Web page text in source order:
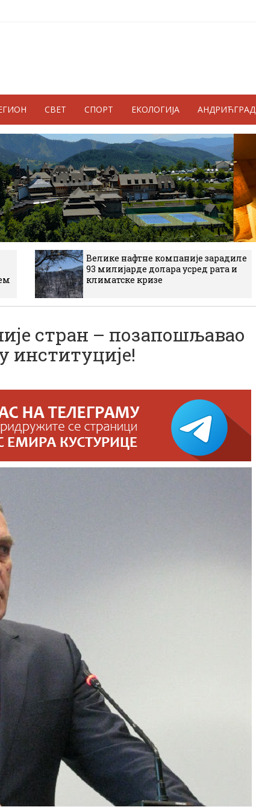
СВЕТ СПОРТ ЕКОЛОГИЈА АНДРИЋГРАД
Велике нафтне компаније зарадиле
93 милијарде долара усред рата и
климатске кризе
стран – позапошљавао
институције!